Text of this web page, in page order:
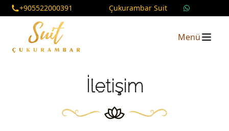
+905522000391 Çukurambar Suit
Menü
İletişim